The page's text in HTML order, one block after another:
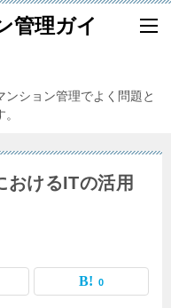
管理ガイ
ション管理でよく問題と
おけるITの活用
0